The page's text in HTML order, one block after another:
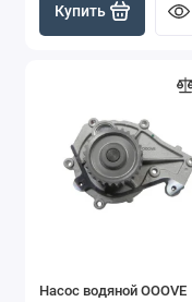
Купить
Насос водяной OOOVE